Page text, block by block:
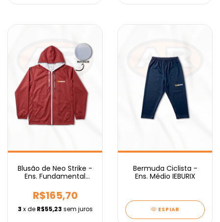
Blusão de Neo Strike -
Ens. Fundamental
R$165,70
3 x de R$55,23 sem juros
Bermuda Ciclista -
Ens. Médio IEBURIX
ESPIAR